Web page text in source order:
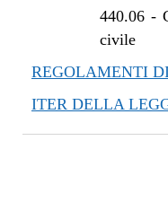
440.06-
civile
REGOLAMENTI
ITER DELLA